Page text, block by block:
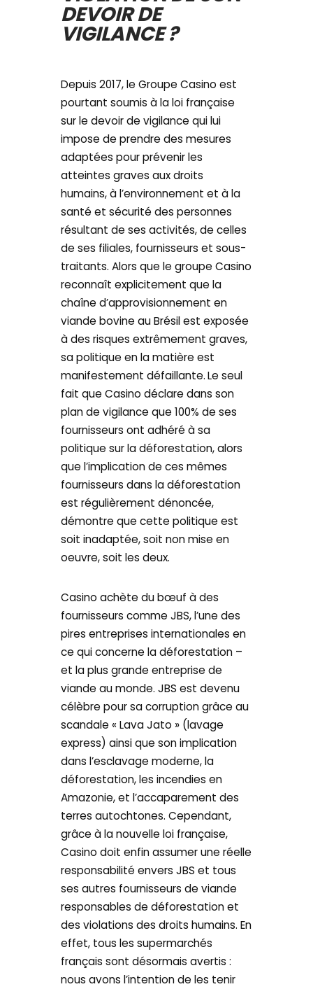
DEVOIR DE
VIGILANCE ?
Depuis 2017, le Groupe Casino est
pourtant soumis à la loi française
sur le devoir de vigilance qui lui
impose de prendre des mesures
adaptées pour prévenir les
atteintes graves aux droits
humains, à l’environnement et à la
santé et sécurité des personnes
résultant de ses activités, de celles
de ses filiales, fournisseurs et sous-
traitants. Alors que le groupe Casino
reconnaît explicitement que la
chaîne d’approvisionnement en
viande bovine au Brésil est exposée
à des risques extrêmement graves,
sa politique en la matière est
manifestement défaillante. Le seul
fait que Casino déclare dans son
plan de vigilance que 100% de ses
fournisseurs ont adhéré à sa
politique sur la déforestation, alors
que l’implication de ces mêmes
fournisseurs dans la déforestation
est régulièrement dénoncée,
démontre que cette politique est
soit inadaptée, soit non mise en
oeuvre, soit les deux.
Casino achète du bœuf à des
fournisseurs comme JBS, l’une des
pires entreprises internationales en
ce qui concerne la déforestation –
et la plus grande entreprise de
viande au monde. JBS est devenu
célèbre pour sa corruption grâce au
scandale « Lava Jato » (lavage
express) ainsi que son implication
dans l’esclavage moderne, la
déforestation, les incendies en
Amazonie, et l’accaparement des
terres autochtones. Cependant,
grâce à la nouvelle loi française,
Casino doit enfin assumer une réelle
responsabilité envers JBS et tous
ses autres fournisseurs de viande
responsables de déforestation et
des violations des droits humains. En
effet, tous les supermarchés
français sont désormais avertis :
nous avons l’intention de les tenir